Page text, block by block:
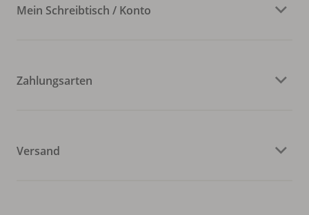
Mein Schreibtisch / Konto
Zahlungsarten
Versand